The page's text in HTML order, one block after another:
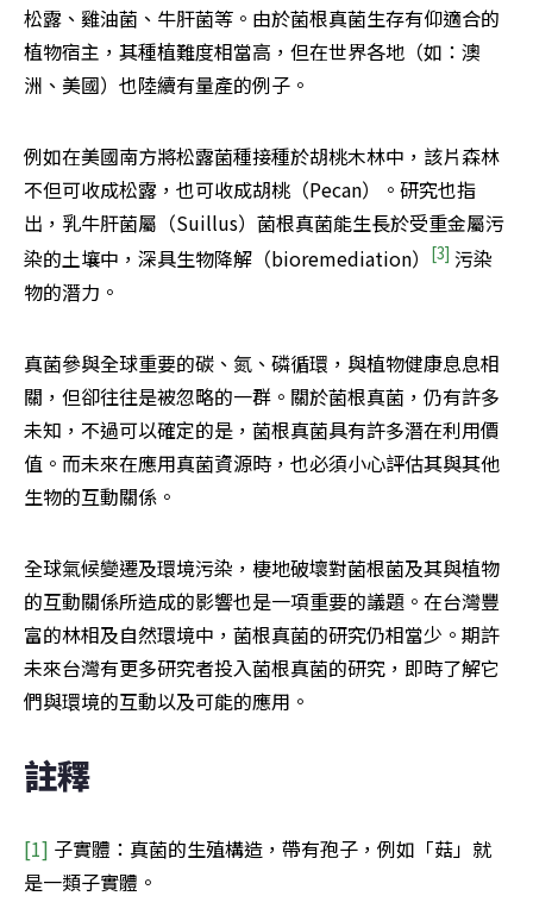
松露、雞油菌、牛肝菌等。由於菌根真菌生存有仰適合的
植物宿主，其種植難度相當高，但在世界各地（如：澳
洲、美國）也陸續有量產的例子。
例如在美國南方將松露菌種接種於胡桃木林中，該片森林
不但可收成松露，也可收成胡桃（Pecan）。研究也指
出，乳牛肝菌屬（Suillus）菌根真菌能生長於受重金屬污
染的土壤中，深具生物降解（bioremediation）
[3] 污染
物的潛力。
真菌參與全球重要的碳、氮、磷循環，與植物健康息息相
關，但卻往往是被忽略的一群。關於菌根真菌，仍有許多
未知，不過可以確定的是，菌根真菌具有許多潛在利用價
值。而未來在應用真菌資源時，也必須小心評估其與其他
生物的互動關係。
全球氣候變遷及環境污染，棲地破壞對菌根菌及其與植物
的互動關係所造成的影響也是一項重要的議題。在台灣豐
富的林相及自然環境中，菌根真菌的研究仍相當少。期許
未來台灣有更多研究者投入菌根真菌的研究，即時了解它
們與環境的互動以及可能的應用。
註釋
[1] 子實體：真菌的生殖構造，帶有孢子，例如「菇」就
是一類子實體。